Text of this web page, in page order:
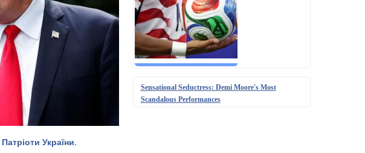
Патріоти України.
Sensational Seductress: Demi Moore's Most
Scandalous Performances